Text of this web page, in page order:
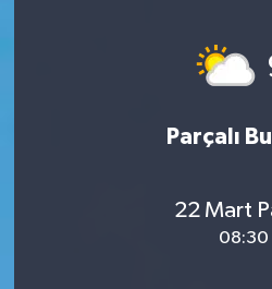
Parçalı
22 Mart
08:30